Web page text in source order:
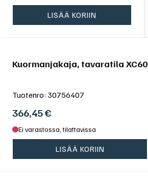
LISÄÄ KORIIN
Kuormanjakaja, tavaratila XC60
Tuotenro: 30756407
366,45€
Ei varastossa, tilattavissa
LISÄÄ KORIIN